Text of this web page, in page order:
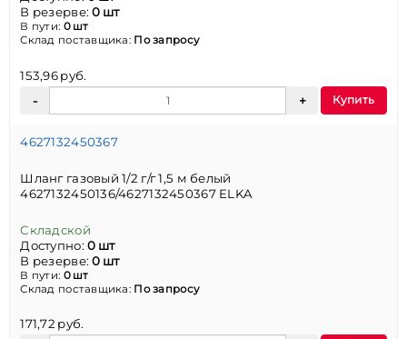
В резерве:0 шт
В пути: 0 шт
Склад поставщика: По запросу
153,96 руб.
Купить
4627132450367
Шланг газовый 1/2 г/г 1,5 м белый
4627132450136/4627132450367 ELKA
Складской
Доступно:0 шт
В резерве:0 шт
В пути: 0 шт
Склад поставщика: По запросу
171,72 руб.